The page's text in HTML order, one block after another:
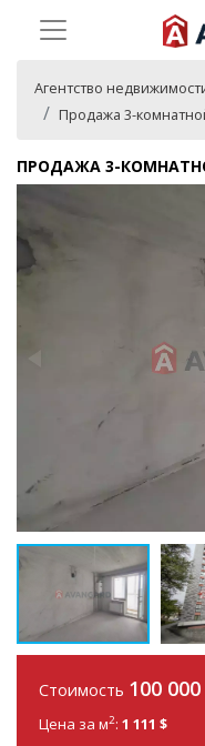
Агентство
Продажа 3-
ПРОДАЖА 3-
Стоимость 100 000
Цена за м2: 1 111 $